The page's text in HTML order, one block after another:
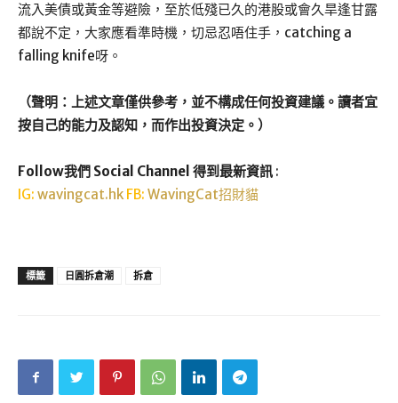
流入美債或黃金等避險，至於低殘已久的港股或會久旱逢甘露
都說不定，大家應看準時機，切忌忍唔住手，catching a
falling knife呀。
（聲明：上述文章僅供參考，並不構成任何投資建議。讀者宜
按自己的能力及認知，而作出投資決定。）
Follow我們 Social Channel 得到最新資訊 :
IG: wavingcat.hk FB: WavingCat招財貓
標籤 日圓拆倉潮 拆倉